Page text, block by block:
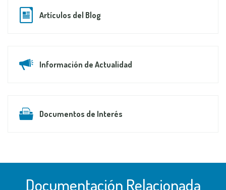
Artículos del Blog
Información de Actualidad
Documentos de Interés
Documentación Relacionada